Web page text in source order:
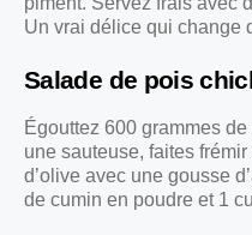
Un vrai délice qui change
Salade de pois
Égouttez 600 grammes
une sauteuse, faites
d’olive avec une gousse
de cumin en poudre et 1